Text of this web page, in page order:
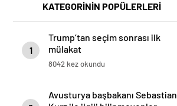
KATEGORİNİN POPÜLERLERİ
1
Trump’tan seçim sonrası ilk
mülakat
8042 kez okundu
Avusturya başbakanı Sebastian